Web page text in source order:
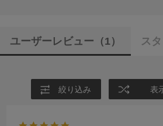
ユーザーレビュー （1） ス
絞り込み 表